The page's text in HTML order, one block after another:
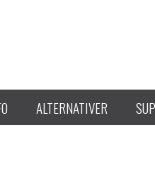
ALTERNATIVER